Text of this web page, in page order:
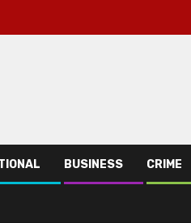
BUSINESS CRIME